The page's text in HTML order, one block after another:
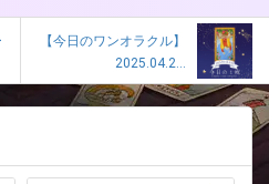
【今日のワンオラクル】
2025.04.2...